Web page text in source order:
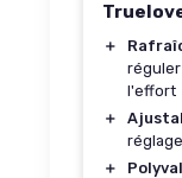
＋
l'effort
＋
＋